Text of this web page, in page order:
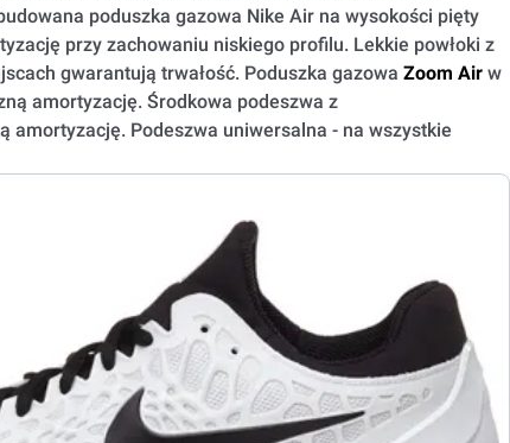
poduszka gazowa Nike Air na wysokości pięty
przy zachowaniu niskiego profilu. Lekkie powłoki z
gwarantują trwałość. Poduszka gazowa Zoom Air w
amortyzację. Środkowa podeszwa z
amortyzację. Podeszwa uniwersalna - na wszystkie